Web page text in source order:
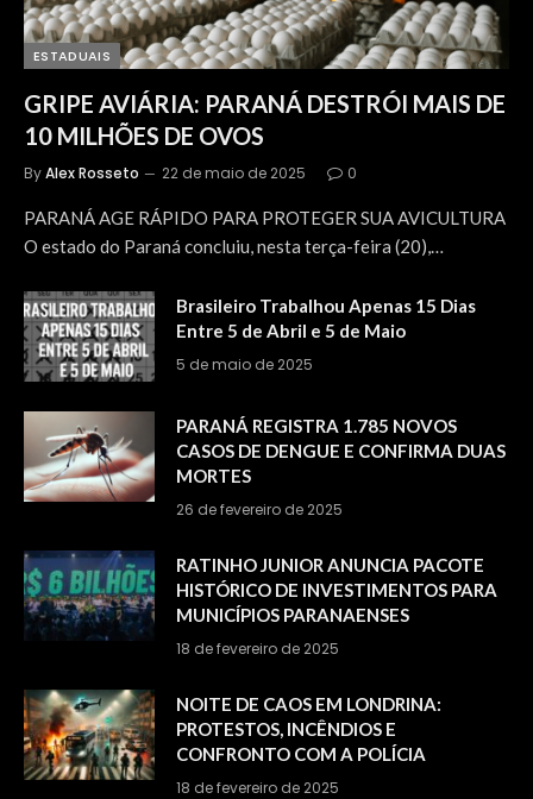
ESTADUAIS
GRIPE AVIÁRIA: PARANÁ DESTRÓI MAIS DE
10 MILHÕES DE OVOS
ByAlex Rosseto 22 de maio de 2025 0
PARANÁ AGE RÁPIDO PARA PROTEGER SUA AVICULTURA
O estado do Paraná concluiu, nesta terça-feira (20),…
Brasileiro Trabalhou Apenas 15 Dias
Entre 5 de Abril e 5 de Maio
5 de maio de 2025
PARANÁ REGISTRA 1.785 NOVOS
CASOS DE DENGUE E CONFIRMA DUAS
MORTES
26 de fevereiro de 2025
RATINHO JUNIOR ANUNCIA PACOTE
HISTÓRICO DE INVESTIMENTOS PARA
MUNICÍPIOS PARANAENSES
18 de fevereiro de 2025
NOITE DE CAOS EM LONDRINA:
PROTESTOS, INCÊNDIOS E
CONFRONTO COM A POLÍCIA
18 de fevereiro de 2025